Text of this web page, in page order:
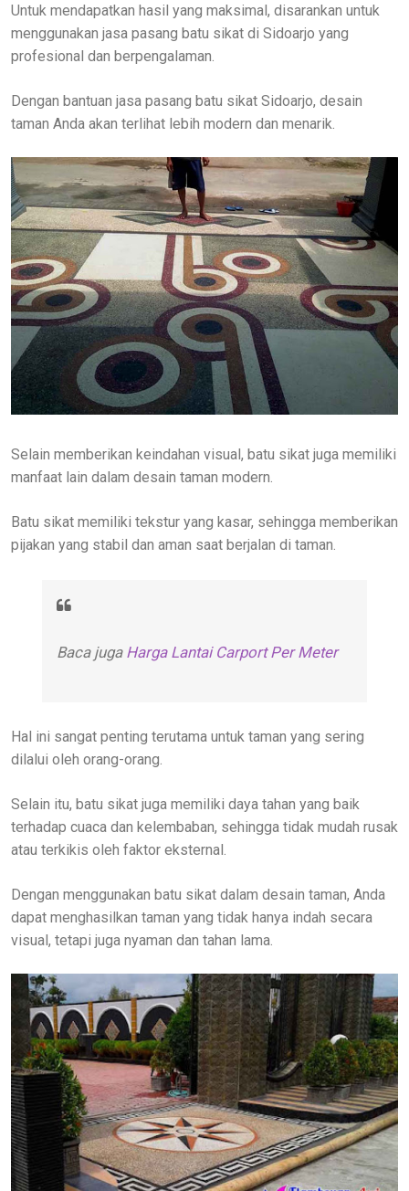
Untuk mendapatkan hasil yang maksimal, disarankan untuk
menggunakan jasa pasang batu sikat di Sidoarjo yang
profesional dan berpengalaman.
Dengan bantuan jasa pasang batu sikat Sidoarjo, desain
taman Anda akan terlihat lebih modern dan menarik.
Selain memberikan keindahan visual, batu sikat juga memiliki
manfaat lain dalam desain taman modern.
Batu sikat memiliki tekstur yang kasar, sehingga memberikan
pijakan yang stabil dan aman saat berjalan di taman.
Baca juga Harga Lantai Carport Per Meter
Hal ini sangat penting terutama untuk taman yang sering
dilalui oleh orang-orang.
Selain itu, batu sikat juga memiliki daya tahan yang baik
terhadap cuaca dan kelembaban, sehingga tidak mudah rusak
atau terkikis oleh faktor eksternal.
Dengan menggunakan batu sikat dalam desain taman, Anda
dapat menghasilkan taman yang tidak hanya indah secara
visual, tetapi juga nyaman dan tahan lama.